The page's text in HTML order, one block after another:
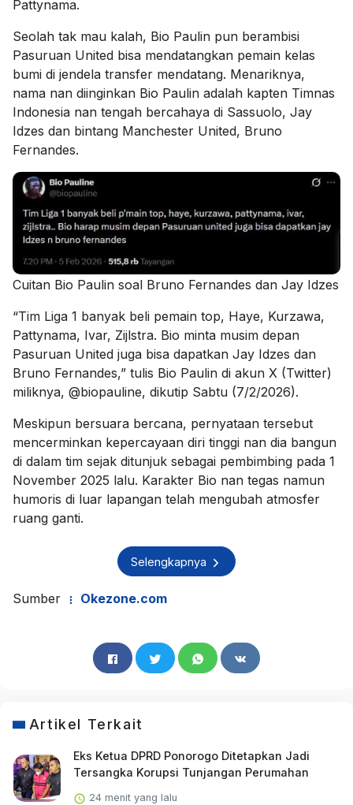
Pattynama.
Seolah tak mau kalah, Bio Paulin pun berambisi
Pasuruan United bisa mendatangkan pemain kelas
bumi di jendela transfer mendatang. Menariknya,
nama nan diinginkan Bio Paulin adalah kapten Timnas
Indonesia nan tengah bercahaya di Sassuolo, Jay
Idzes dan bintang Manchester United, Bruno
Fernandes.
Cuitan Bio Paulin soal Bruno Fernandes dan Jay Idzes
“Tim Liga 1 banyak beli pemain top, Haye, Kurzawa,
Pattynama, Ivar, Zijlstra. Bio minta musim depan
Pasuruan United juga bisa dapatkan Jay Idzes dan
Bruno Fernandes,” tulis Bio Paulin di akun X (Twitter)
miliknya, @biopauline, dikutip Sabtu (7/2/2026).
Meskipun bersuara bercana, pernyataan tersebut
mencerminkan kepercayaan diri tinggi nan dia bangun
di dalam tim sejak ditunjuk sebagai pembimbing pada 1
November 2025 lalu. Karakter Bio nan tegas namun
humoris di luar lapangan telah mengubah atmosfer
ruang ganti.
Selengkapnya
Sumber Okezone.com
Artikel Terkait
Eks Ketua DPRD Ponorogo Ditetapkan Jadi
Tersangka Korupsi Tunjangan Perumahan
24 menit yang lalu